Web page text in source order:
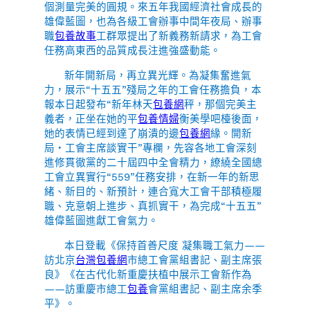
個測量完美的圓規。來五年我國經濟社會成長的
雄偉藍圖，也為各級工會辦事中間年夜局、辦事
職包養故事工群眾提出了新義務新請求，為工會
任務高東西的品質成長注進強盛動能。
新年開新局，再立異光輝。為凝集奮進氣
力，展示“十五五”殘局之年的工會任務擔負，本
報本日起發布“新年林天包養網秤，那個完美主
義者，正坐在她的平包養情婦衡美學吧檯後面，
她的表情已經到達了崩潰的邊包養網緣。開新
局・工會主席談實干”專欄，先容各地工會深刻
進修貫徹黨的二十屆四中全會精力，繚繞全國總
工會立異實行“559”任務安排，在新一年的新思
緒、新目的、新預計，連合寬大工會干部積極履
職、克意朝上進步、真抓實干，為完成“十五五”
雄偉藍圖進獻工會氣力。
本日登載《保持首善尺度 凝集職工氣力——
訪北京台灣包養網市總工會黨組書記、副主席張
良》《在古代化新重慶扶植中展示工會新作為
——訪重慶市總工包養會黨組書記、副主席余季
平》。